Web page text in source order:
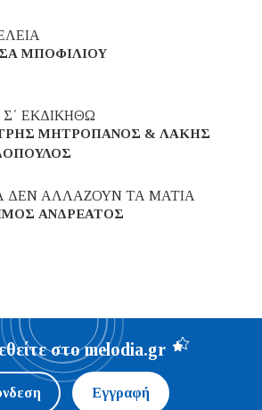
ΜΠΟΦΙΛΙΟΥ
Σ΄ ΕΚΔΙΚΗΘΩ
ΜΗΤΡΟΠΑΝΟΣ & ΛΑΚΗΣ
ΔΕΝ ΑΛΛΑΖΟΥΝ ΤΑ ΜΑΤΙΑ
ΑΝΔΡΕΑΤΟΣ
στο melodia.gr
Εγγραφή